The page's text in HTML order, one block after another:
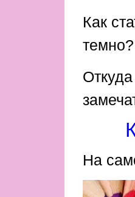
Как
темно?
На